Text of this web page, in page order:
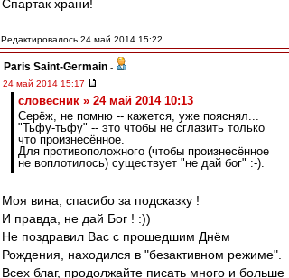
Спартак храни!
Редактировалось 24 май 2014 15:22
Paris Saint-Germain -
24 май 2014 15:17
словесник » 24 май 2014 10:13
Серёж, не помню -- кажется, уже пояснял...
"Тьфу-тьфу" -- это чтобы не сглазить только
что произнесённое.
Для противоположного (чтобы произнесённое
не воплотилось) существует "не дай бог" :-).
Моя вина, спасибо за подсказку !
И правда, не дай Бог ! :))
Не поздравил Вас с прошедшим Днём
Рождения, находился в "безактивном режиме".
Всех благ, продолжайте писать много и больше